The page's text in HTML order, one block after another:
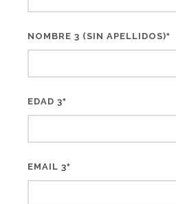
NOMBRE 3 (SIN APELLIDOS)*
EDAD 3*
EMAIL 3*